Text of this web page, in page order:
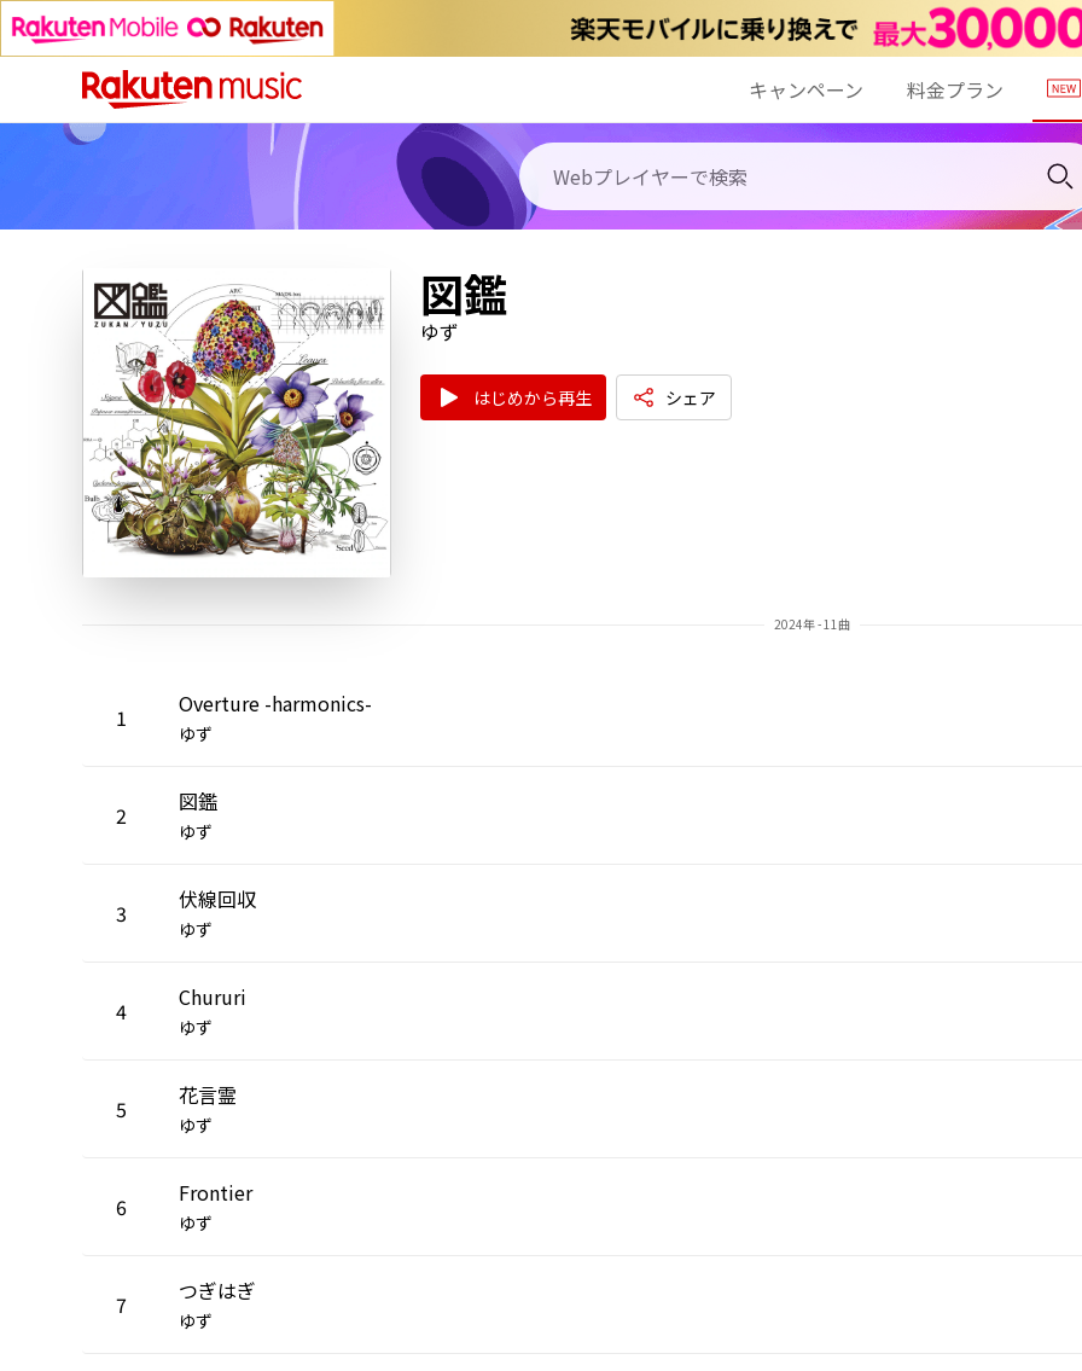
キャンペーン 料金プラン
図鑑
ゆず
はじめから再生 シェア
2024年 - 11曲
1 Overture -harmonics-
ゆず
2 図鑑
ゆず
3 伏線回収
ゆず
4 Chururi
ゆず
5 花言霊
ゆず
6 Frontier
ゆず
7 つぎはぎ
ゆず